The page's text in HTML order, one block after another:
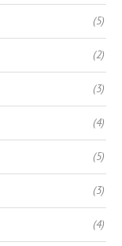
(5)
(2)
(3)
(4)
(5)
(3)
(4)